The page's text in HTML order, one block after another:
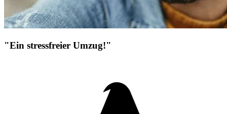
"Ein stressfreier Umzug!"